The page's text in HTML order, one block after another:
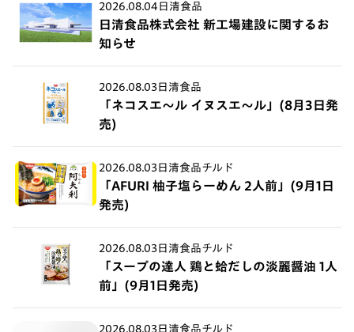
2026.08.04 日清食品
日清食品株式会社 新工場建設に関するお
知らせ
2026.08.03 日清食品
「ネコスエ～ル イヌスエ～ル」(8月3日発
売)
2026.08.03 日清食品チルド
「AFURI 柚子塩らーめん 2人前」(9月1日
発売)
2026.08.03 日清食品チルド
「スープの達人 鶏と蛤だしの淡麗醤油 1人
前」(9月1日発売)
2026.08.03 日清食品チルド